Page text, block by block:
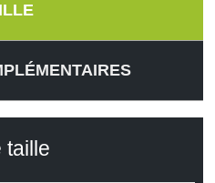
taille